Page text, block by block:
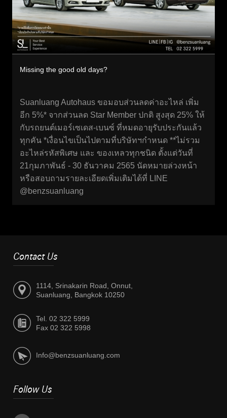
Missing the good old days?
Suanluang Autohaus ขอมอบส่วนลดค่าอะไหล่ เพิ่ม
อีก 5%* จากส่วนลด Star Member ปกติ สูงสุด 25% ให้
กับรถยนต์เมอร์เซเดส-เบนซ์ ที่หมดอายุรับประกันแล้ว
ทุกคัน *เงื่อนไขเป็นไปตามที่บริษัทฯกำหนด **ไม่รวม
อะไหล่รหัสพิเศษ และ ของเหลวทุกชนิด ตั้งแต่วันที่
21กุมภาพันธ์ - 30 ธันวาคม 2565 นัดหมายล่วงหน้า
หรือสอบถามรายละเอียดเพิ่มเติมได้ที่ LINE
@benzsuanluang
Contact Us
1114, Srinakarin Road, Onnut,
Suanluang, Bangkok 10250
Tel. 02 322 5999
Fax 02 322 5998
Info@benzsuanluang.com
Follow Us